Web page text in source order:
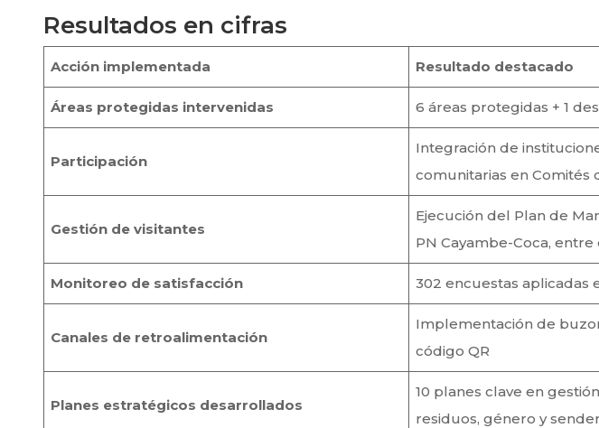
Resultados en cifras
Acción implementada Resultado destacado
Áreas protegidas intervenidas 6 áreas protegidas + 1
Participación
Integración de
comunitarias en Comités
Gestión de visitantes
Ejecución del Plan de
PN Cayambe-Coca, entre
Monitoreo de satisfacción 302 encuestas aplicadas
Canales de retroalimentación
Implementación de
código QR
Planes estratégicos desarrollados
10 planes clave en
residuos, género y